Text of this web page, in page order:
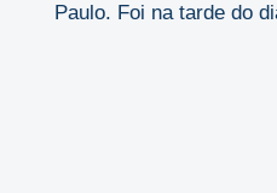
Paulo. Foi na tarde do